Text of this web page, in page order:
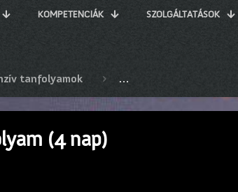
KOMPETENCIÁK SZOLGÁLTATÁSOK
tanfolyamok AU294 – Red Hat
(4 nap)